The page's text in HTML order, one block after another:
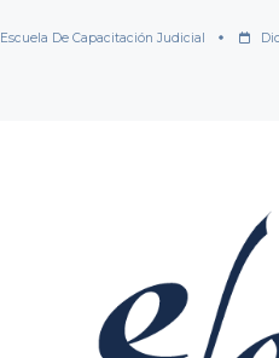
Escuela De Capacitación Judicial